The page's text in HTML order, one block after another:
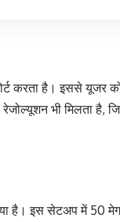
करता है। इससे यूजर
भी मिलता है,
है। इस सेटअप में 50